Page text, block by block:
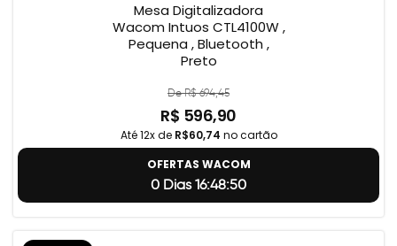
Mesa Digitalizadora
Wacom Intuos CTL4100W ,
Pequena , Bluetooth ,
Preto
De R$ 694,45
R$ 596,90
Até 12x de R$60,74 no cartão
OFERTAS WACOM
0 Dias 16:48:49